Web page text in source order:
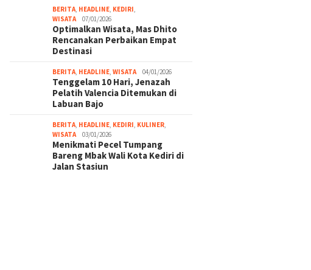
BERITA, HEADLINE, KEDIRI,
WISATA
07/01/2026
Optimalkan Wisata, Mas Dhito
Rencanakan Perbaikan Empat
Destinasi
BERITA, HEADLINE,WISATA 04/01/2026
Tenggelam 10 Hari, Jenazah
Pelatih Valencia Ditemukan di
Labuan Bajo
BERITA, HEADLINE, KEDIRI, KULINER,
WISATA
03/01/2026
Menikmati Pecel Tumpang
Bareng Mbak Wali Kota Kediri di
Jalan Stasiun